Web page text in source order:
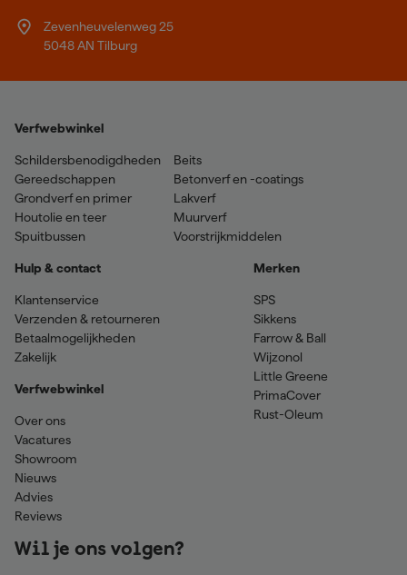
Zevenheuvelenweg 25
5048 AN Tilburg
Verfwebwinkel
Schildersbenodigdheden
Gereedschappen
Grondverf en primer
Houtolie en teer
Spuitbussen
Beits
Betonverf en -coatings
Lakverf
Muurverf
Voorstrijkmiddelen
Hulp & contact
Klantenservice
Verzenden & retourneren
Betaalmogelijkheden
Zakelijk
Verfwebwinkel
Over ons
Vacatures
Showroom
Nieuws
Advies
Reviews
Merken
SPS
Sikkens
Farrow & Ball
Wijzonol
Little Greene
PrimaCover
Rust-Oleum
Wil je ons volgen?